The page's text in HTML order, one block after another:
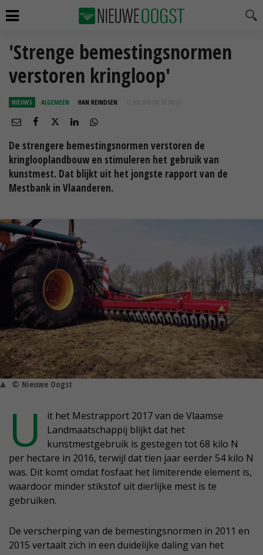
'Strenge bemestingsnormen
verstoren kringloop'
NIEUWS ALGEMEEN HAN REINDSEN 12 JAN 2018 OM 10:14
De strengere bemestingsnormen verstoren de
kringlooplandbouw en stimuleren het gebruik van
kunstmest. Dat blijkt uit het jongste rapport van de
Mestbank in Vlaanderen.
© Nieuwe Oogst
U
it het Mestrapport 2017 van de Vlaamse
Landmaatschappij blijkt dat het
kunstmestgebruik is gestegen tot 68 kilo N
per hectare in 2016, terwijl dat tien jaar eerder 54 kilo N
was. Dit komt omdat fosfaat het limiterende element is,
waardoor minder stikstof uit dierlijke mest is te
gebruiken.
De verscherping van de bemestingsnormen in 2011 en
2015 vertaalt zich in een duidelijke daling van het